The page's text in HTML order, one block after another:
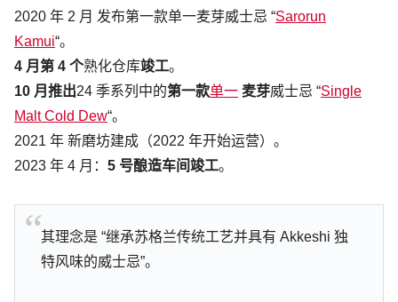
2020 年 2 月 发布第一款单一麦芽威士忌 “Sarorun
Kamui“。
4 月第 4 个熟化仓库竣工。
10 月推出24 季系列中的第一款单一 麦芽威士忌 “Single
Malt Cold Dew“。
2021 年 新磨坊建成（2022 年开始运营）。
2023 年 4 月： 5 号酿造车间竣工。
其理念是 “继承苏格兰传统工艺并具有 Akkeshi 独
特风味的威士忌”。